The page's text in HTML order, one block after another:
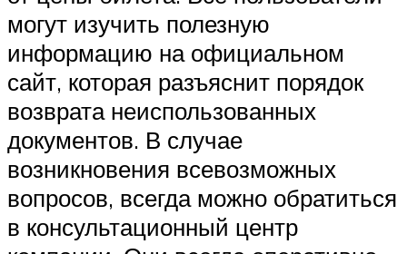
могут изучить полезную
информацию на официальном
сайт, которая разъяснит порядок
возврата неиспользованных
документов. В случае
возникновения всевозможных
вопросов, всегда можно обратиться
в консультационный центр